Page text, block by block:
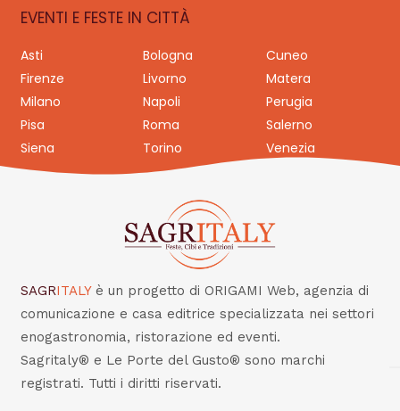
EVENTI E FESTE IN CITTÀ
Asti Bologna
Cuneo
Firenze
Livorno
Matera
Milano
Napoli
Perugia
Pisa
Roma
Salerno
Siena
Torino Venezia
SAGRITALY è un progetto di ORIGAMI Web, agenzia di
comunicazione e casa editrice specializzata nei settori
enogastronomia, ristorazione ed eventi.
Sagritaly® e Le Porte del Gusto® sono marchi
registrati. Tutti i diritti riservati.